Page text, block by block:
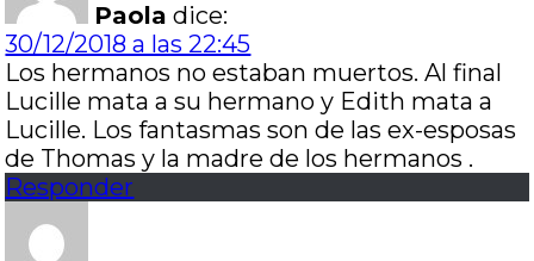
Paola dice:
30/12/2018 a las 22:45
Los hermanos no estaban muertos. Al final
Lucille mata a su hermano y Edith mata a
Lucille. Los fantasmas son de las ex-esposas
de Thomas y la madre de los hermanos .
Responder